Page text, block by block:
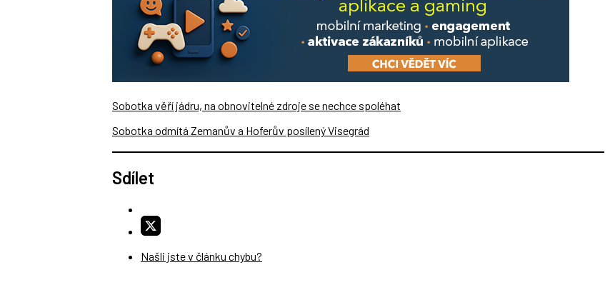
Sobotka věří jádru, na obnovitelné zdroje se nechce spoléhat
Sobotka odmítá Zemanův a Hoferův posílený Visegrád
Sdílet
Našli jste v článku chybu?